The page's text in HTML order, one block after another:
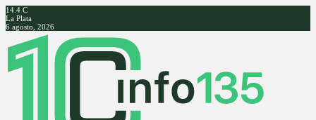
14.4 C
La Plata
6 agosto, 2026
Facebook
Twitter
Instagram
Youtube